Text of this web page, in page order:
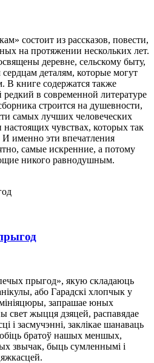
состоит из рассказов, повести,
на протяжении нескольких лет.
деревне, сельскому быту,
деталям, которые могут
В книге содержатся также
в современной литературе
строится на душевности,
самых лучших человеческих
чувствах, которых так
именно эти впечатления
самые искренние, а потому
никого равнодушным.
прыгод», якую складаюць
або Гарадскі хлопчык у
запрашае юных
свет жыцця дзяцей, распавядае
і засмучэнні, заклікае шанаваць
братоў нашых меншых,
звычак, быць сумленнымі і